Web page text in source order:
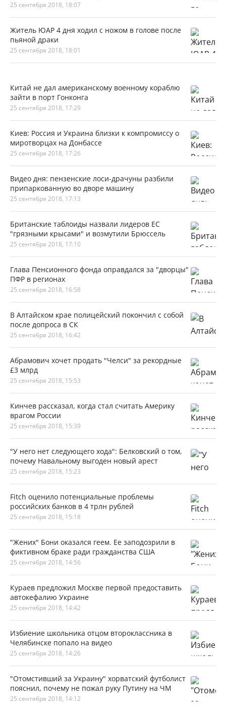
25 сентября 2018, 18:07
Житель ЮАР 4 дня ходил с ножом в голове после
пьяной драки
25 сентября 2018, 18:01
Китай не дал американскому военному кораблю
зайти в порт Гонконга
25 сентября 2018, 17:29
Киев: Россия и Украина близки к компромиссу о
миротворцах на Донбассе
25 сентября 2018, 17:26
Видео дня: пензенские лоси-драчуны разбили
припаркованную во дворе машину
25 сентября 2018, 17:13
Британские таблоиды назвали лидеров ЕС
"грязными крысами" и возмутили Брюссель
25 сентября 2018, 17:10
Глава Пенсионного фонда оправдался за "дворцы"
ПФР в регионах
25 сентября 2018, 16:58
В Алтайском крае полицейский покончил с собой
после допроса в СК
25 сентября 2018, 16:42
Абрамович хочет продать "Челси" за рекордные
£3 млрд
25 сентября 2018, 15:53
Кинчев рассказал, когда стал считать Америку
врагом России
25 сентября 2018, 15:39
"У него нет следующего хода": Белковский о том,
почему Навальному выгоден новый арест
25 сентября 2018, 15:23
Fitch оценило потенциальные проблемы
российских банков в 4 трлн рублей
25 сентября 2018, 15:18
"Жених" Бони оказался геем. Ее заподозрили в
фиктивном браке ради гражданства США
25 сентября 2018, 14:56
Кураев предложил Москве первой предоставить
автокефалию Украине
25 сентября 2018, 14:42
Избиение школьника отцом второклассника в
Челябинске попало на видео
25 сентября 2018, 14:26
"Отомстивший за Украину" хорватский футболист
пояснил, почему не пожал руку Путину на ЧМ
25 сентября 2018, 14:12